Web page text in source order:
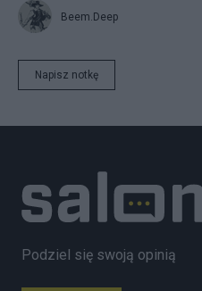
Beem.Deep
Napisz notkę
Podziel się swoją opinią